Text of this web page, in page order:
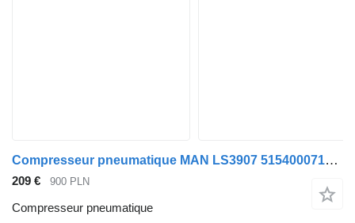
Compresseur pneumatique MAN LS3907 51540007146 pour tracteur routier MAN TGA TGX TGS EEV pour pièces détachées
209 € 900 PLN
Compresseur pneumatique